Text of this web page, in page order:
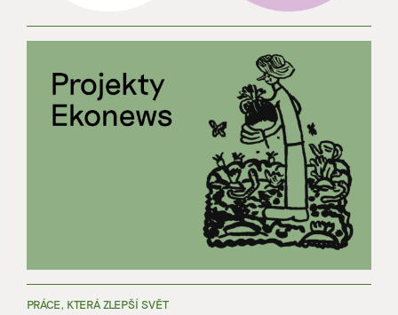
PRÁCE, KTERÁ ZLEPŠÍ SVĚT